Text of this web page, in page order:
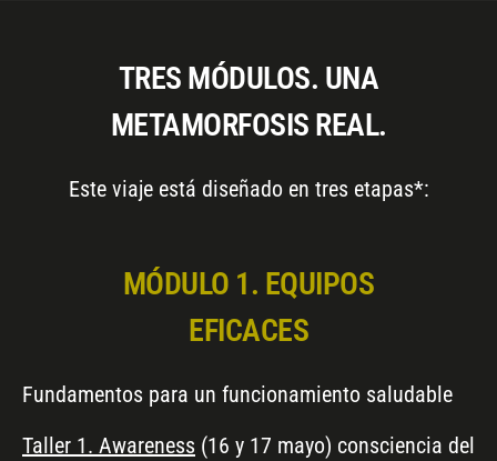
TRES MÓDULOS. UNA
METAMORFOSIS REAL.
Este viaje está diseñado en tres etapas*:
MÓDULO 1. EQUIPOS
EFICACES
Fundamentos para un funcionamiento saludable
Taller 1. Awareness (16 y 17 mayo) consciencia del